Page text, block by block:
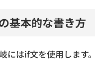
基本的な書き方
にはif文を使用します。